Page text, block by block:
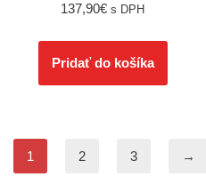
137,90€ s DPH
Pridať do košíka
1 2 3 →